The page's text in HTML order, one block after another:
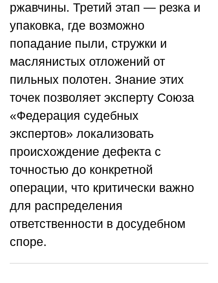
ржавчины. Третий этап — резка и
упаковка, где возможно
попадание пыли, стружки и
маслянистых отложений от
пильных полотен. Знание этих
точек позволяет эксперту Союза
«Федерация судебных
экспертов» локализовать
происхождение дефекта с
точностью до конкретной
операции, что критически важно
для распределения
ответственности в досудебном
споре.